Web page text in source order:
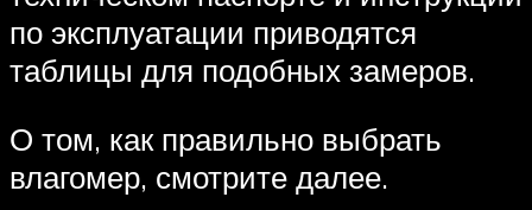
по эксплуатации приводятся
таблицы для подобных замеров.
О том, как правильно выбрать
влагомер, смотрите далее.